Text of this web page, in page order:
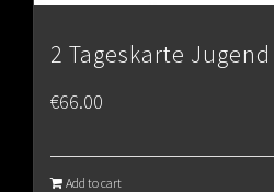
2 Tageskarte Jugend
€66.00
Add to cart